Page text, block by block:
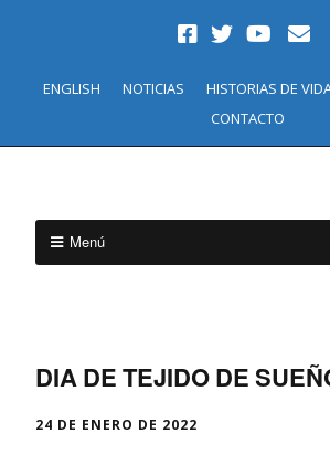
ENGLISH NOTICIAS HISTORIAS DE
CONTACTO
Menú
DIA DE TEJIDO DE
24 DE ENERO DE 2022